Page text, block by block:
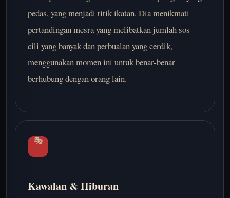
pedas, yang menjadi titik ikatan. Dia menikmati
pertandingan mesra yang melibatkan jumlah sos
cili yang banyak dan perbualan yang cerdik,
menggunakan momen ini untuk benar-benar
berhubung dengan orang lain.
🎭
Kawalan & Hiburan